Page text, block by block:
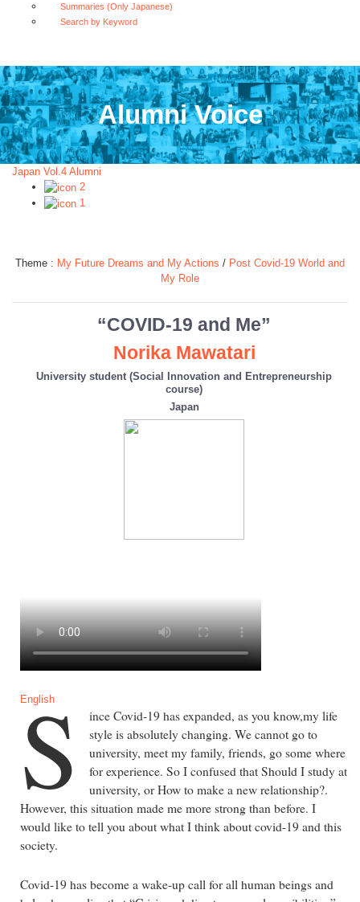
Summaries (Only Japanese)
Search by Keyword
Alumni Voice
Japan Vol.4 Alumni
2
1
Theme : My Future Dreams and My Actions / Post Covid-19 World and
My Role
“COVID-19 and Me”
Norika Mawatari
University student (Social Innovation and Entrepreneurship
course)
Japan
English
S
ince Covid-19 has expanded, as you know,my life
style is absolutely changing. We cannot go to
university, meet my family, friends, go some where
for experience. So I confused that Should I study at
university, or How to make a new relationship?.
However, this situation made me more strong than before. I
would like to tell you about what I think about covid-19 and this
society.
Covid-19 has become a wake-up call for all human beings and